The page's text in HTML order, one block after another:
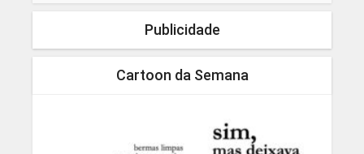
Publicidade
Cartoon da Semana